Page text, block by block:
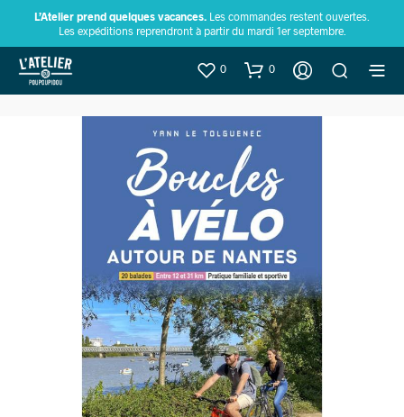
L’Atelier prend quelques vacances. Les commandes restent ouvertes.
Les expéditions reprendront à partir du mardi 1er septembre.
0 0